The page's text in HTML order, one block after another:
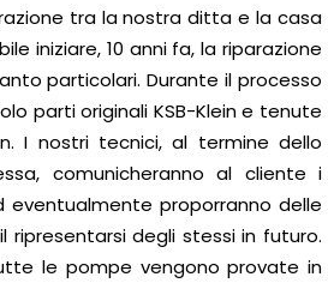
tra la nostra ditta e la casa
iniziare, 10 anni fa, la riparazione
particolari. Durante il processo
parti originali KSB-Klein e tenute
I nostri tecnici, al termine dello
comunicheranno al cliente i
eventualmente proporranno delle
ripresentarsi degli stessi in futuro.
le pompe vengono provate in